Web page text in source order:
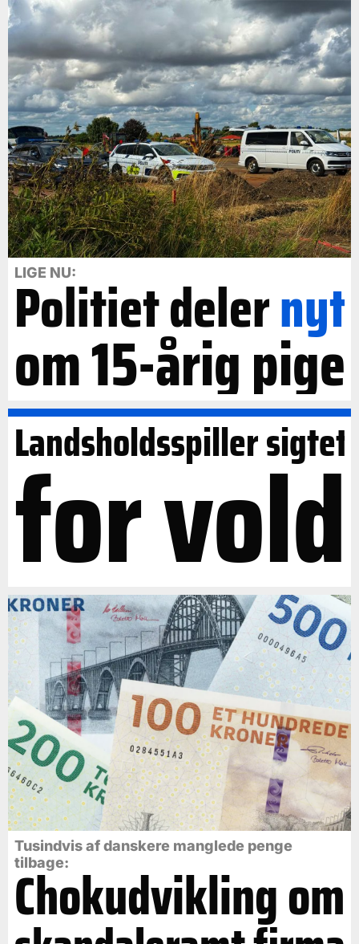
LIGE NU:
Politiet delernyt
om 15-årig pige
Landsholdsspiller sigtet
for vold
Tusindvis af danskere manglede penge
tilbage:
Chokudvikling om